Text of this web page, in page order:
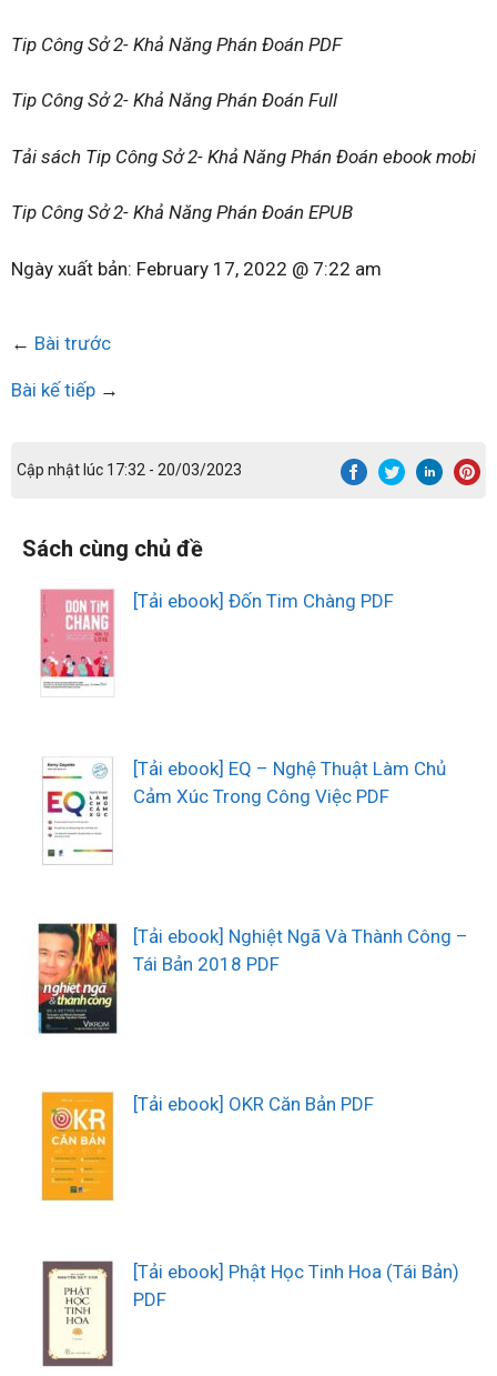
Tip Công Sở 2- Khả Năng Phán Đoán PDF
Tip Công Sở 2- Khả Năng Phán Đoán Full
Tải sách Tip Công Sở 2- Khả Năng Phán Đoán ebook mobi
Tip Công Sở 2- Khả Năng Phán Đoán EPUB
Ngày xuất bản: February 17, 2022 @ 7:22 am
← Bài trước
Bài kế tiếp →
Cập nhật lúc 17:32 - 20/03/2023
Sách cùng chủ đề
[Tải ebook] Đốn Tim Chàng PDF
[Tải ebook] EQ – Nghệ Thuật Làm Chủ
Cảm Xúc Trong Công Việc PDF
[Tải ebook] Nghiệt Ngã Và Thành Công –
Tái Bản 2018 PDF
[Tải ebook] OKR Căn Bản PDF
[Tải ebook] Phật Học Tinh Hoa (Tái Bản)
PDF